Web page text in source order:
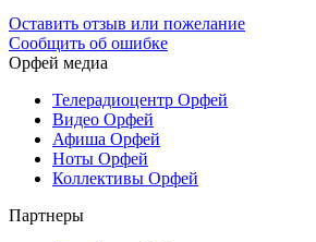
Оставить отзыв или пожелание
Сообщить об ошибке
Орфей медиа
Телерадиоцентр Орфей
Видео Орфей
Афиша Орфей
Ноты Орфей
Коллективы Орфей
Партнеры